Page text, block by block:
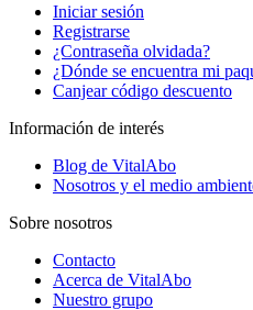
Iniciar sesión
Registrarse
¿Contraseña olvidada?
¿Dónde se encuentra mi
Canjear código descuento
Información de interés
Blog de VitalAbo
Nosotros y el medio
Sobre nosotros
Contacto
Acerca de VitalAbo
Nuestro grupo